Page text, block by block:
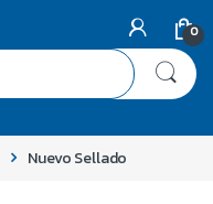
0
Nuevo Sellado